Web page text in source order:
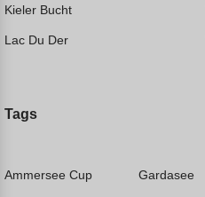
Kieler Bucht
Lac Du Der
Tags
Ammersee Cup Gardasee